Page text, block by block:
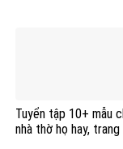
Tuyển tập 10+ mẫu
nhà thờ họ hay,